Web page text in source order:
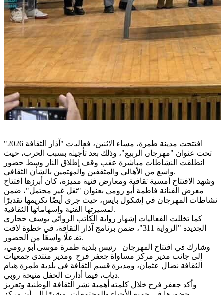
افتتحت مدينة طمرة، مساء الاثنين، فعاليات "آذار الثقافة 2026"
تحت عنوان "مهرجان الربيع"، وذلك بعد تأجيله بسبب الحرب، حيث
انطلقت النشاطات مباشرة عقب وقف إطلاق النار وسط حضور
واسع من الأهالي والمثقفين والمهتمين بالشأن الثقافي.
وشهد الافتتاح أمسية ثقافية ومعارض فنية مميزة، كان أبرزها افتتاح
معرض الفنانة فاطمة أبو رومي بعنوان "ثقل غير محتمل"، ضمن
نشاطات المهرجان في إشكول بايس، حيث جرى أيضًا تكريمها تقديرًا
لمسيرتها الفنية وإسهاماتها الثقافية.
كما تخللت الفعاليات إشهار رواية الكاتب الروائي يوسف حجازي
الجديدة "الرواية 311"، ضمن برنامج آذار الثقافة، في خطوة لاقت
تفاعلًا واسعًا من الحضور.
وشارك في افتتاح المهرجان رئيس بلدية طمرة موسى أبو رومي،
إلى جانب مدير مركز مساواة جعفر فرح ومدير منتدى جمعيات
الثقافة نضال عثمان، ومديرة قسم الثقافة في بلدية طمرة هيام
دياب، فيما أدارت الحفل منيحة روبي.
وأكد جعفر فرح خلال كلمته أهمية نشر الثقافة الوطنية وتعزيز